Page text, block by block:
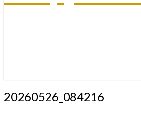
20260526_084216